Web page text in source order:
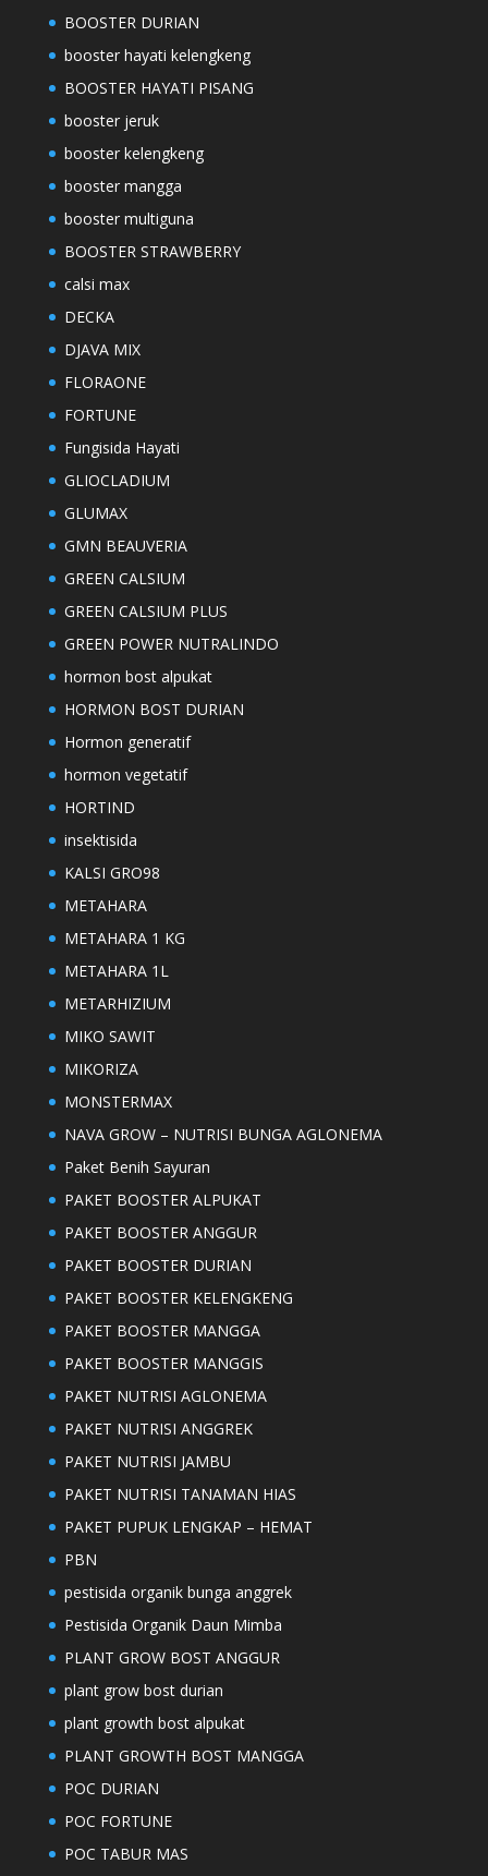
BOOSTER DURIAN
booster hayati kelengkeng
BOOSTER HAYATI PISANG
booster jeruk
booster kelengkeng
booster mangga
booster multiguna
BOOSTER STRAWBERRY
calsi max
DECKA
DJAVA MIX
FLORAONE
FORTUNE
Fungisida Hayati
GLIOCLADIUM
GLUMAX
GMN BEAUVERIA
GREEN CALSIUM
GREEN CALSIUM PLUS
GREEN POWER NUTRALINDO
hormon bost alpukat
HORMON BOST DURIAN
Hormon generatif
hormon vegetatif
HORTIND
insektisida
KALSI GRO98
METAHARA
METAHARA 1 KG
METAHARA 1L
METARHIZIUM
MIKO SAWIT
MIKORIZA
MONSTERMAX
NAVA GROW – NUTRISI BUNGA AGLONEMA
Paket Benih Sayuran
PAKET BOOSTER ALPUKAT
PAKET BOOSTER ANGGUR
PAKET BOOSTER DURIAN
PAKET BOOSTER KELENGKENG
PAKET BOOSTER MANGGA
PAKET BOOSTER MANGGIS
PAKET NUTRISI AGLONEMA
PAKET NUTRISI ANGGREK
PAKET NUTRISI JAMBU
PAKET NUTRISI TANAMAN HIAS
PAKET PUPUK LENGKAP – HEMAT
PBN
pestisida organik bunga anggrek
Pestisida Organik Daun Mimba
PLANT GROW BOST ANGGUR
plant grow bost durian
plant growth bost alpukat
PLANT GROWTH BOST MANGGA
POC DURIAN
POC FORTUNE
POC TABUR MAS